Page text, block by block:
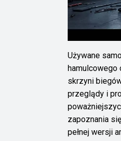
Używane
skrzyni
przeglądy i
zapoznania
pełnej wersji